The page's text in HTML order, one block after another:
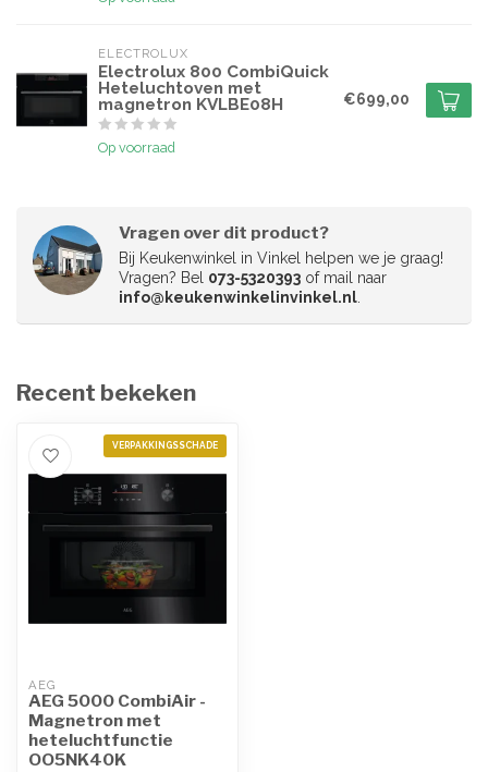
ELECTROLUX
Electrolux 800 CombiQuick
Heteluchtoven met
magnetron KVLBE08H
Op voorraad
€699,00
Vragen over dit product?
Bij Keukenwinkel in Vinkel helpen we je graag!
Vragen? Bel 073-5320393 of mail naar
info@keukenwinkelinvinkel.nl.
Recent bekeken
VERPAKKINGSSCHADE
AEG
AEG 5000 CombiAir -
Magnetron met
heteluchtfunctie
OO5NK40K